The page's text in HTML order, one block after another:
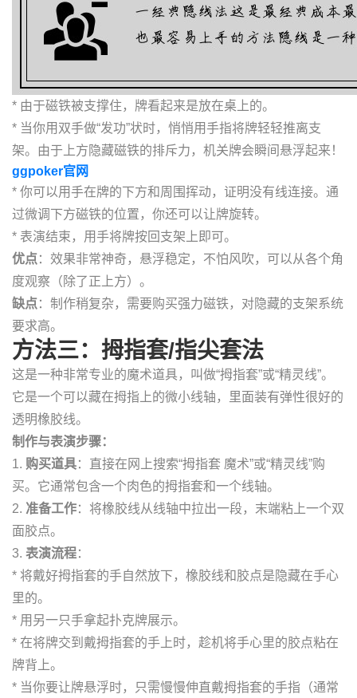
* 由于磁铁被支撑住，牌看起来是放在桌上的。
* 当你用双手做“发功”状时，悄悄用手指将牌轻轻推离支
架。由于上方隐藏磁铁的排斥力，机关牌会瞬间悬浮起来！
ggpoker官网
* 你可以用手在牌的下方和周围挥动，证明没有线连接。通
过微调下方磁铁的位置，你还可以让牌旋转。
* 表演结束，用手将牌按回支架上即可。
优点：效果非常神奇，悬浮稳定，不怕风吹，可以从各个角
度观察（除了正上方）。
缺点：制作稍复杂，需要购买强力磁铁，对隐藏的支架系统
要求高。
方法三：拇指套/指尖套法
这是一种非常专业的魔术道具，叫做“拇指套”或“精灵线”。
它是一个可以藏在拇指上的微小线轴，里面装有弹性很好的
透明橡胶线。
制作与表演步骤：
1. 购买道具：直接在网上搜索“拇指套 魔术”或“精灵线”购
买。它通常包含一个肉色的拇指套和一个线轴。
2. 准备工作：将橡胶线从线轴中拉出一段，末端粘上一个双
面胶点。
3. 表演流程：
* 将戴好拇指套的手自然放下，橡胶线和胶点是隐藏在手心
里的。
* 用另一只手拿起扑克牌展示。
* 在将牌交到戴拇指套的手上时，趁机将手心里的胶点粘在
牌背上。
* 当你要让牌悬浮时，只需慢慢伸直戴拇指套的手指（通常